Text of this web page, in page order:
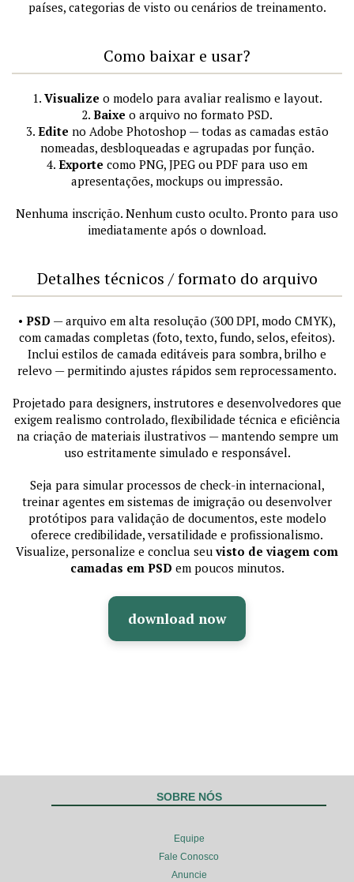
países, categorias de visto ou cenários de treinamento.
Como baixar e usar?
1. Visualize o modelo para avaliar realismo e layout.
2. Baixe o arquivo no formato PSD.
3. Edite no Adobe Photoshop — todas as camadas estão
nomeadas, desbloqueadas e agrupadas por função.
4. Exporte como PNG, JPEG ou PDF para uso em
apresentações, mockups ou impressão.
Nenhuma inscrição. Nenhum custo oculto. Pronto para uso
imediatamente após o download.
Detalhes técnicos / formato do arquivo
• PSD — arquivo em alta resolução (300 DPI, modo CMYK),
com camadas completas (foto, texto, fundo, selos, efeitos).
Inclui estilos de camada editáveis para sombra, brilho e
relevo — permitindo ajustes rápidos sem reprocessamento.
Projetado para designers, instrutores e desenvolvedores que
exigem realismo controlado, flexibilidade técnica e eficiência
na criação de materiais ilustrativos — mantendo sempre um
uso estritamente simulado e responsável.
Seja para simular processos de check-in internacional,
treinar agentes em sistemas de imigração ou desenvolver
protótipos para validação de documentos, este modelo
oferece credibilidade, versatilidade e profissionalismo.
Visualize, personalize e conclua seuvisto de viagem com
camadas em PSD em poucos minutos.
download now
SOBRE NÓS
Equipe
Fale Conosco
Anuncie